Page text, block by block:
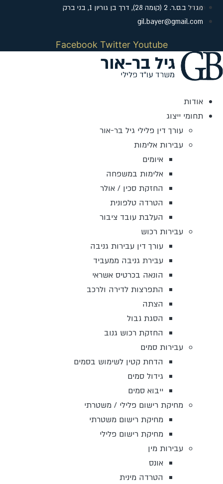
דלג
לתוכן
מגדל ב.ס.ר. 2 (קומה 28), דרך בן גוריון 1, בני ברק
gil.bayer@gmail.com
Facebook Twitter Youtube
אודות
תחומי ייצוג
עורך דין פלילי גיל בר-אור
עבירות אלימות
איומים
אלימות במשפחה
החזקת סכין / אולר
הטרדה טלפונית
העלבת עובד ציבור
עבירות רכוש
עורך דין עבירות גניבה
עבירת גניבה ממעביד
הונאה בכרטיס אשראי
התפרצות לדירה ולרכב
הצתה
הסגת גבול
החזקת רכוש גנוב
עבירות סמים
הדחת קטין לשימוש בסמים
גידול סמים
ייבוא סמים
מחיקת רישום פלילי / משטרתי
מחיקת רישום משטרתי
מחיקת רישום פלילי
עבירות מין
אונס
הטרדה מינית